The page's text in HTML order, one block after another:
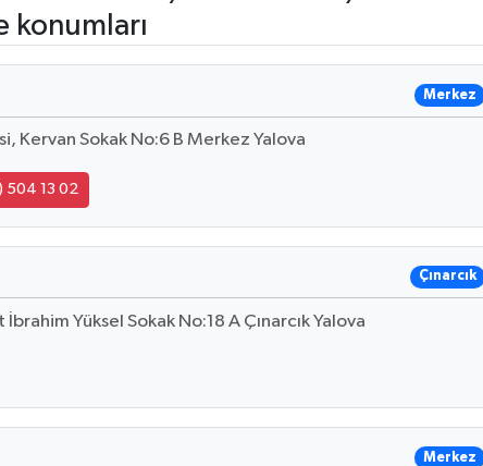
konumları
Merkez
Kervan Sokak No:6 B Merkez Yalova
504 13 02
Çınarcık
Yüksel Sokak No:18 A Çınarcık Yalova
Merkez